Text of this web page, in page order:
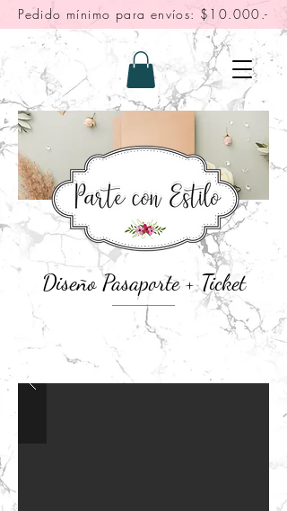
Pedido mínimo para envíos: $10.000.-
Diseño Pasaporte + Ticket
"Fotos solo referenciales, leer descripción"